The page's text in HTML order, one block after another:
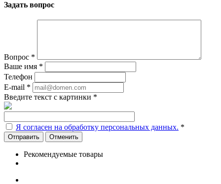
Задать вопрос
Вопрос *
Ваше имя *
Телефон
E-mail *
Введите текст с картинки *
Я согласен на обработку персональных данных. *
Отменить
Рекомендуемые товары